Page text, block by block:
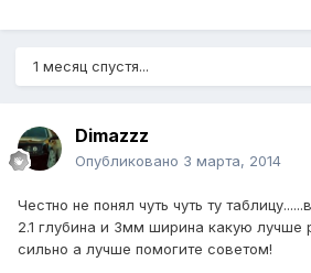
1 месяц спустя...
Dimazzz
Опубликовано 3 марта, 2014
Честно не понял чуть чуть ту
2.1 глубина и 3мм ширина какую лучше
сильно а лучше помогите советом!